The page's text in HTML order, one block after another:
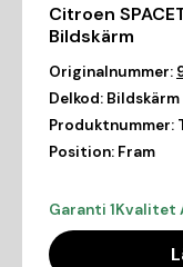
Citroen
Bildskärm
Originalnummer:
Delkod: Bildskärm
Produktnummer:
Position: Fram
Garanti 1Kvalitet